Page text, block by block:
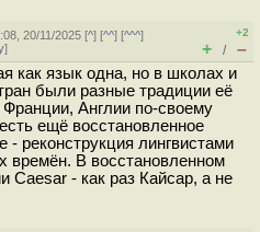
20/11/2025 [^] [^^] [^^^]
]
+2
+ / –
как язык одна, но в школах и
были разные традиции её
Англии по-своему
ещё восстановленное
- реконструкция лингвистами
времён. В восстановленном
Caesar - как раз Кайсар, а не